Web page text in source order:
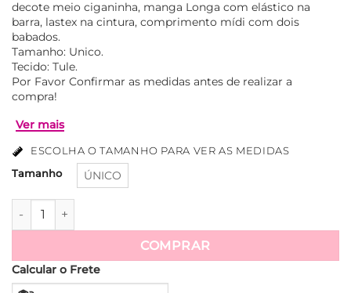
decote meio ciganinha, manga Longa com elástico na
barra, lastex na cintura, comprimento mídi com dois
babados.
Tamanho: Unico.
Tecido: Tule.
Por Favor Confirmar as medidas antes de realizar a
compra!
ESCOLHA O TAMANHO PARA VER AS MEDIDAS
Tamanho ÚNICO
Vestido Tule Manga Longa Pala De Lastex Na Cintura
COMPRAR
Calcular o Frete